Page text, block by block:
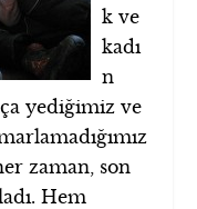
k ve
kadı
n
yediğimiz ve
zaman, son
Hem